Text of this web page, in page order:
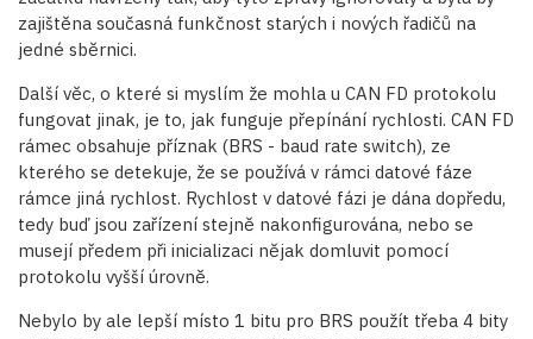
zajištěna současná funkčnost starých i nových řadičů na
jedné sběrnici.
Další věc, o které si myslím že mohla u CAN FD protokolu
fungovat jinak, je to, jak funguje přepínání rychlosti. CAN FD
rámec obsahuje příznak (BRS - baud rate switch), ze
kterého se detekuje, že se používá v rámci datové fáze
rámce jiná rychlost. Rychlost v datové fázi je dána dopředu,
tedy buď jsou zařízení stejně nakonfigurována, nebo se
musejí předem při inicializaci nějak domluvit pomocí
protokolu vyšší úrovně.
Nebylo by ale lepší místo 1 bitu pro BRS použít třeba 4 bity